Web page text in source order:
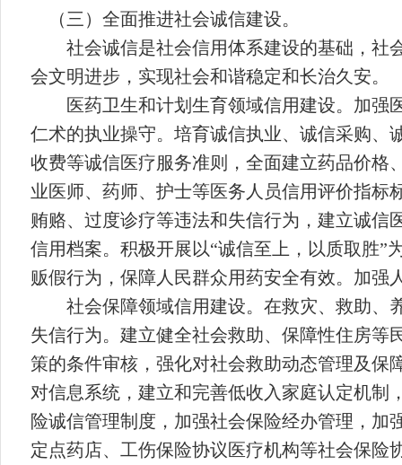
（三）全面推进社会诚信建设。
社会诚信是社会信用体系建设的基础，社
会文明进步，实现社会和谐稳定和长治久安。
医药卫生和计划生育领域信用建设。加
仁术的执业操守。培育诚信执业、诚信采购、
收费等诚信医疗服务准则，全面建立药品价格
业医师、药师、护士等医务人员信用评价指
贿赂、过度诊疗等违法和失信行为，建立诚
信用档案。积极开展以“诚信至上，以质取胜
贩假行为，保障人民群众用药安全有效。加强
社会保障领域信用建设。在救灾、救助、
失信行为。建立健全社会救助、保障性住房
策的条件审核，强化对社会救助动态管理及
对信息系统，建立和完善低收入家庭认定机
险诚信管理制度，加强社会保险经办管理，
定点药店、工伤保险协议医疗机构等社会保